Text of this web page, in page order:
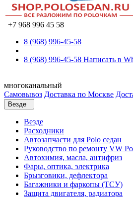
+7 968 996 45 58
8 (968) 996-45-58
8 (968) 996-45-58 Написать в
многоканальный
Самовывоз Доставка по Москве
Везде
Везде
Расходники
Автозапчасти для Polo седан
Руководство по ремонту VW
Автохимия, масла, антифриз
Фары, оптика, электрика
Брызговики, дефлектора
Багажники и фаркопы (ТСУ)
Защита двигателя, радиатора